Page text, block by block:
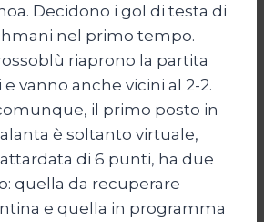
Decidono i gol di testa di
nel primo tempo.
riaprono la partita
vanno anche vicini al 2-2.
il primo posto in
è soltanto virtuale,
di 6 punti, ha due
quella da recuperare
e quella in programma